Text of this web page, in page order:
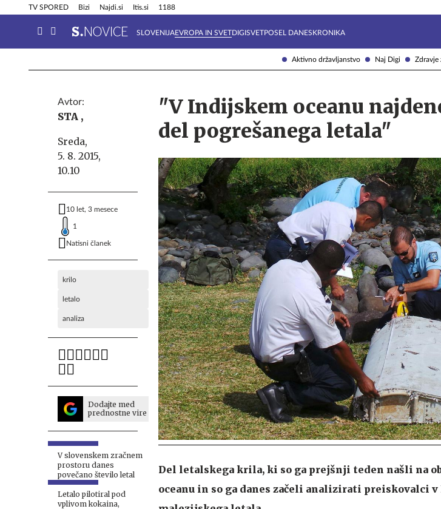
Aktivno državljanstvo Naj Digi Zdravje
TV SPORED Bizi Najdi.si Itis.si 1188
SLOVENIJAEVROPA IN SVETDIGISVETPOSEL DANESKRONIKA
Info in obvestila Tehnik
Avtor:
STA ,
Sreda,
5. 8. 2015,
10.10
10 let, 3 mesece
1
Natisni članek
krilo
letalo
analiza
Dodajte med
prednostne vire
V slovenskem zračnem
prostoru danes
povečano število letal
Letalo pilotiral pod
vplivom kokaina,
"V Indijskem oceanu
del pogrešanega letala"
Del letalskega krila, ki so ga prejšnji teden našli na
oceanu in so ga danes začeli analizirati preiskovalci